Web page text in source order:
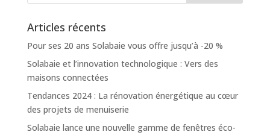
Articles récents
Pour ses 20 ans Solabaie vous offre jusqu’à -20 %
Solabaie et l’innovation technologique : Vers des
maisons connectées
Tendances 2024 : La rénovation énergétique au cœur
des projets de menuiserie
Solabaie lance une nouvelle gamme de fenêtres éco-